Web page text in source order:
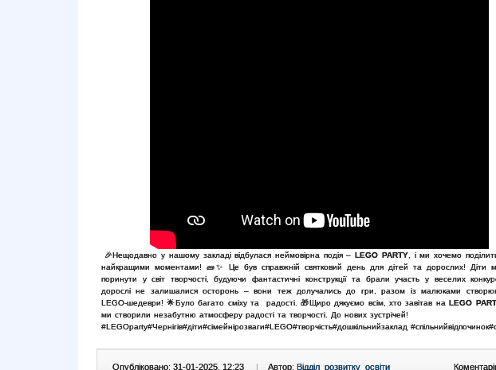
🎉Нещодавно у нашому закладі відбулася неймовірна подія –LEGO PARTY, і ми хочемо
найкращими моментами! 🧱✨ Це був справжній святковий день для дітей та дорослих! Діти
поринути у світ творчості, будуючи фантастичні конструкції та брали участь у веселих
дорослі не залишалися осторонь – вони теж долучались до гри, разом із малюками
LEGO-шедеври! 🌟Було багато сміху та радості. 🎁Щиро дякуємо всім, хто завітав наLEGO
ми створили незабутню атмосферу радості та творчості. До нових зустрічей!
#LEGOparty#Чернігів#діти#сімейнірозваги#LEGO#творчість#дошкільнийзаклад
Опубліковано: 31-01-2025, 12:23 | Автор: Відділ_розвитку_освіти